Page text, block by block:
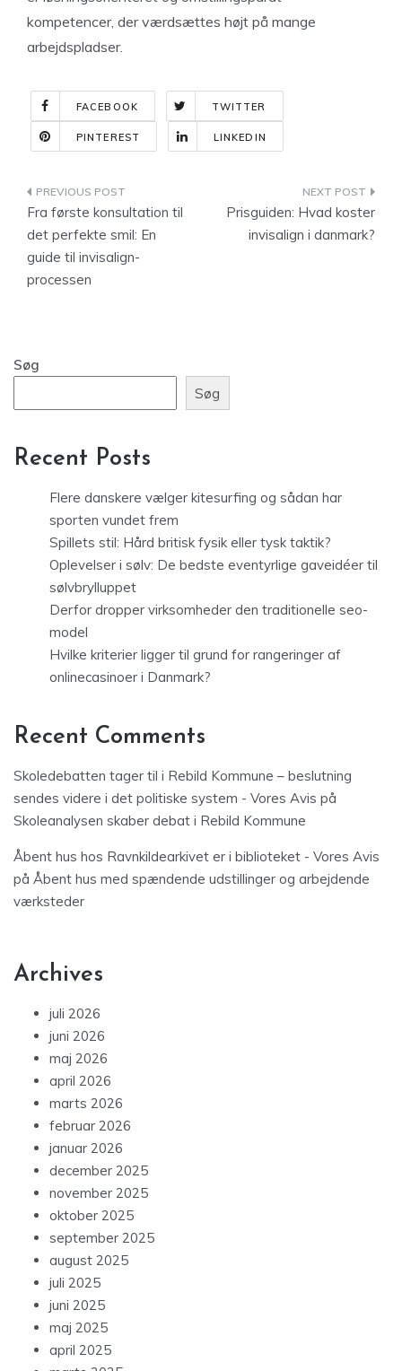
kompetencer, der værdsættes højt på mange
arbejdspladser.
FACEBOOK TWITTER
PINTEREST LINKEDIN
Indlægsnavigation
Fra første konsultation til
det perfekte smil: En
guide til invisalign-
processen
Prisguiden: Hvad koster
invisalign i danmark?
Søg
Søg
Recent Posts
Flere danskere vælger kitesurfing og sådan har
sporten vundet frem
Spillets stil: Hård britisk fysik eller tysk taktik?
Oplevelser i sølv: De bedste eventyrlige gaveidéer til
sølvbrylluppet
Derfor dropper virksomheder den traditionelle seo-
model
Hvilke kriterier ligger til grund for rangeringer af
onlinecasinoer i Danmark?
Recent Comments
Skoledebatten tager til i Rebild Kommune – beslutning
sendes videre i det politiske system - Vores Avis på
Skoleanalysen skaber debat i Rebild Kommune
Åbent hus hos Ravnkildearkivet er i biblioteket - Vores Avis
på Åbent hus med spændende udstillinger og arbejdende
værksteder
Archives
juli 2026
juni 2026
maj 2026
april 2026
marts 2026
februar 2026
januar 2026
december 2025
november 2025
oktober 2025
september 2025
august 2025
juli 2025
juni 2025
maj 2025
april 2025